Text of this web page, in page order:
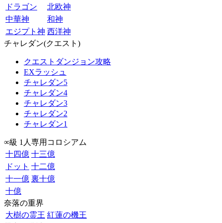
ドラゴン
北欧神
中華神
和神
エジプト神 西洋神
チャレダン(クエスト)
クエストダンジョン攻略
EXラッシュ
チャレダン5
チャレダン4
チャレダン3
チャレダン2
チャレダン1
∞級 1人専用コロシアム
十四億 十三億
ドット 十二億
十一億 裏十億
十億
奈落の重界
大樹の霊王 紅蓮の機王